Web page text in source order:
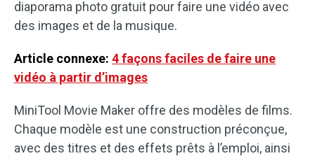
diaporama photo gratuit pour faire une vidéo avec
des images et de la musique.
Article connexe: 4 façons faciles de faire une
vidéo à partir d’images
MiniTool Movie Maker offre des modèles de films.
Chaque modèle est une construction préconçue,
avec des titres et des effets prêts à l’emploi, ainsi